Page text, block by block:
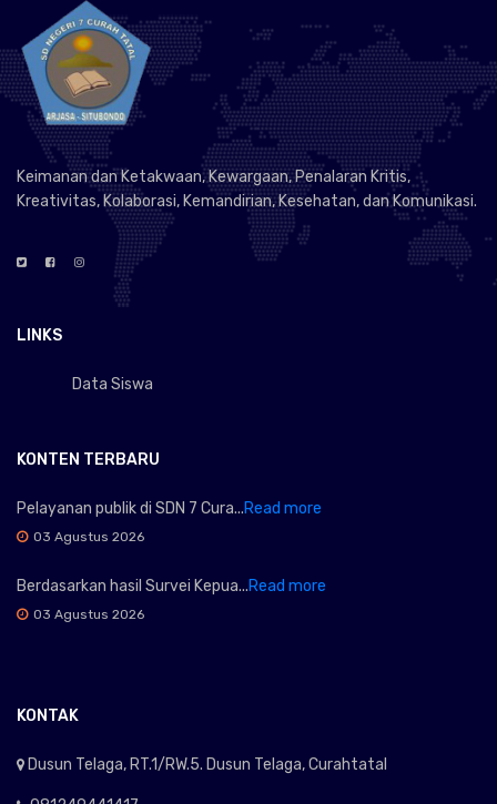
Keimanan dan Ketakwaan, Kewargaan, Penalaran Kritis,
Kreativitas, Kolaborasi, Kemandirian, Kesehatan, dan Komunikasi.
LINKS
Data Siswa
KONTEN TERBARU
Pelayanan publik di SDN 7 Cura...Read more
03 Agustus 2026
Berdasarkan hasil Survei Kepua...Read more
03 Agustus 2026
KONTAK
Dusun Telaga, RT.1/RW.5. Dusun Telaga, Curahtatal